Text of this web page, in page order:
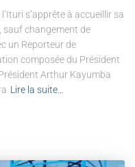
s’apprête à accueillir sa
sauf changement de
un Reporteur de
composée du Président
Arthur Kayumba
Lire la suite…